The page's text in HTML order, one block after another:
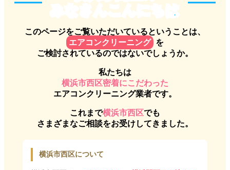
このページをご覧いただいているということは、
エアコンクリーニング を
ご検討されているのではないでしょうか。
私たちは
横浜市西区密着にこだわった
エアコンクリーニング業者です。
これまで横浜市西区でも
さまざまなご相談をお受けしてきました。
横浜市西区について